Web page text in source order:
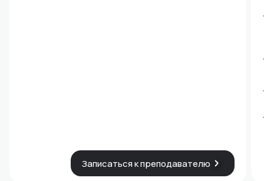
Записаться к преподавателю